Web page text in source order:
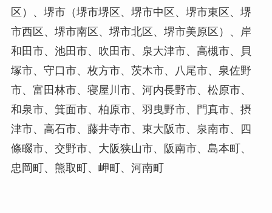
区）、堺市（堺市堺区、堺市中区、堺市東区、堺
市西区、堺市南区、堺市北区、堺市美原区）、岸
和田市、池田市、吹田市、泉大津市、高槻市、貝
塚市、守口市、枚方市、茨木市、八尾市、泉佐野
市、富田林市、寝屋川市、河内長野市、松原市、
和泉市、箕面市、柏原市、羽曳野市、門真市、摂
津市、高石市、藤井寺市、東大阪市、泉南市、四
條畷市、交野市、大阪狭山市、阪南市、島本町、
忠岡町、熊取町、岬町、河南町